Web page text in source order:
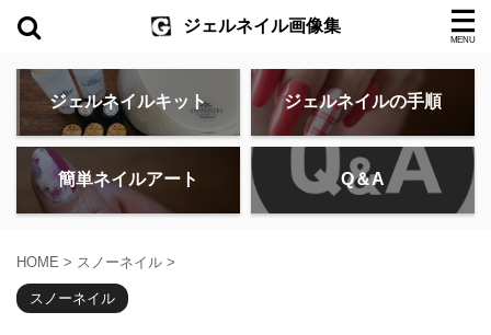
ジェルネイル画像集
ジェルネイルキット ジェルネイルの手順
簡単ネイルアート Q＆A
HOME > スノーネイル >
スノーネイル